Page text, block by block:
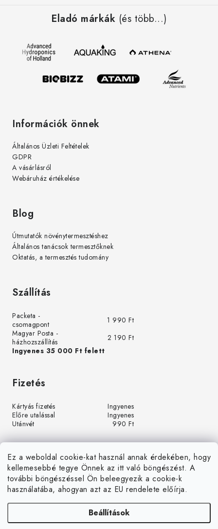
Ez a weboldal cookie-kat használ annak érdekében, hogy
kellemesebbé tegye Önnek az itt való böngészést. A
további böngészéssel Ön beleegyezik a cookie-k
használatába, ahogyan azt az EU rendelete előírja.
Beállítások
Eladó márkák (és több...)
Információk önnek
Általános Üzleti Feltételek
GDPR
A vásárlásról
Webáruház értékelése
Blog
Útmutatók növénytermesztéshez
Általános tanácsok termesztőknek
Oktatás, a termesztés tudomány
Szállítás
Packeta -
csomagpont
1 990 Ft
Magyar Posta -
házhozszállítás
2 190 Ft
Ingyenes 35 000 Ft felett
Fizetés
Kártyás fizetés
Ingyenes
Előre utalással
Ingyenes
Utánvét
990 Ft